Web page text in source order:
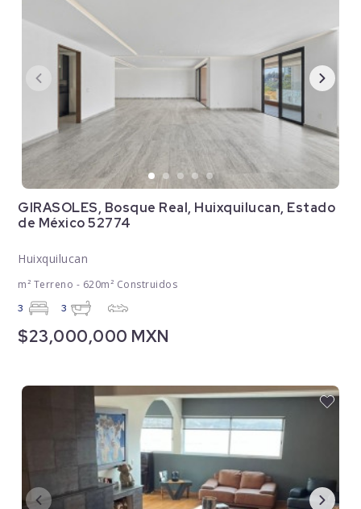
GIRASOLES, Bosque Real, Huixquilucan, Estado
de México 52774
Huixquilucan
m² Terreno - 620m² Construidos
3 3
$23,000,000 MXN